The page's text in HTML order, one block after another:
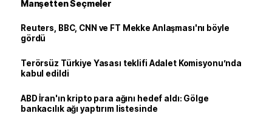
Manşetten Seçmeler
Reuters, BBC, CNN ve FT Mekke Anlaşması'nı böyle
gördü
Terörsüz Türkiye Yasası teklifi Adalet Komisyonu’nda
kabul edildi
ABD İran'ın kripto para ağını hedef aldı: Gölge
bankacılık ağı yaptırım listesinde